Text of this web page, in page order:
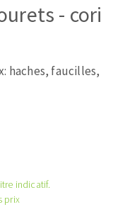
- cori
haches, faucilles,
indicatif.
prix